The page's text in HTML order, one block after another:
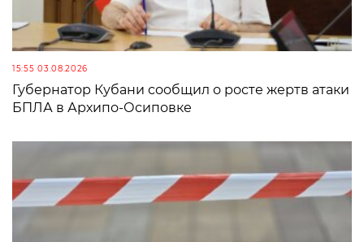
15:55 03.08.2026
Губернатор Кубани сообщил о росте жертв атаки
БПЛА в Архипо-Осиповке